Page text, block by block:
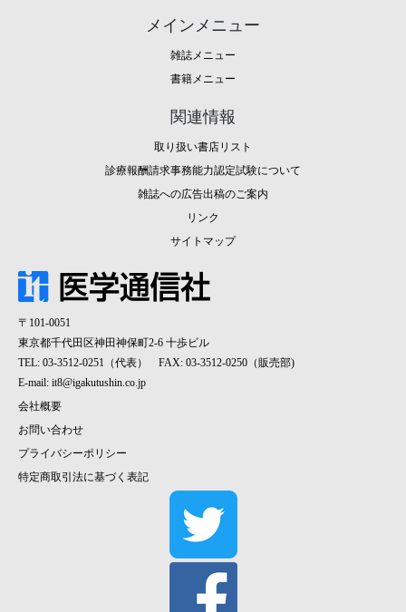
メインメニュー
雑誌メニュー
書籍メニュー
関連情報
取り扱い書店リスト
診療報酬請求事務能力認定試験について
雑誌への広告出稿のご案内
リンク
サイトマップ
〒101-0051
東京都千代田区神田神保町2-6 十歩ビル
TEL: 03-3512-0251（代表） FAX: 03-3512-0250（販売部)
E-mail: it8@igakutushin.co.jp
会社概要
お問い合わせ
プライバシーポリシー
特定商取引法に基づく表記